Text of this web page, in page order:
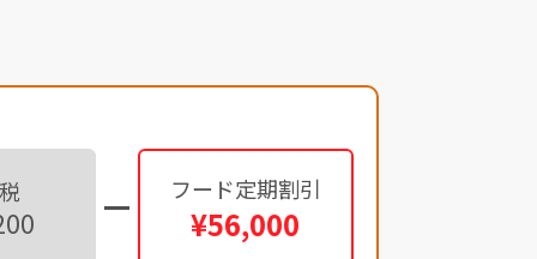
フード定期割引
¥56,000